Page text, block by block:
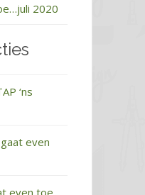
2020
‘ns
even